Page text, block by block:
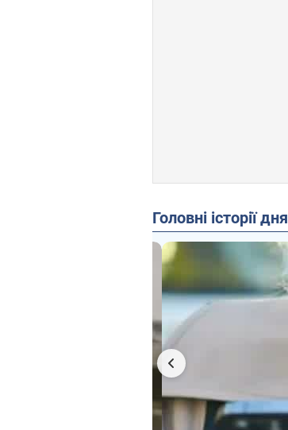
Головні історії дня